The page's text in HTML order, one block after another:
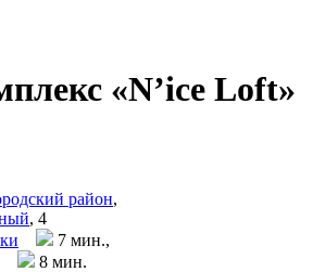
«N’ice Loft»
район,
, 4
7 мин.,
8 мин.